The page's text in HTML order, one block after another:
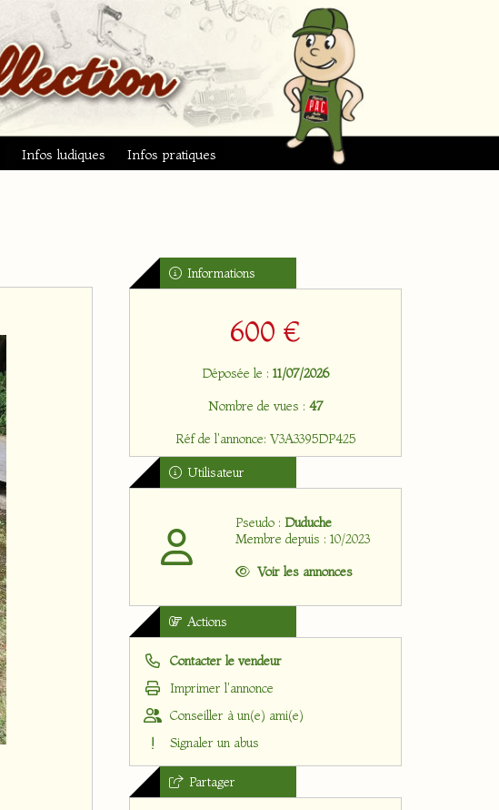
Infos ludiques Infos pratiques
Informations
600 €
Déposée le : 11/07/2026
Nombre de vues : 47
Réf de l'annonce: V3A3395DP425
Utilisateur
Pseudo :Duduche
Membre depuis : 10/2023
Voir les annonces
Actions
Contacter le vendeur
Imprimer l'annonce
Conseiller à un(e) ami(e)
Signaler un abus
Partager